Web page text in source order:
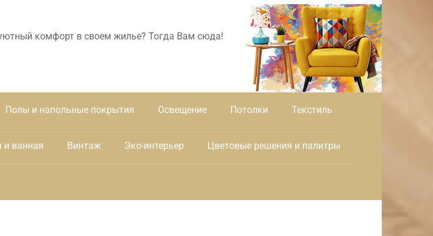
комфорт в своем жилье? Тогда Вам сюда!
Полы и напольные покрытия Освещение Потолки Текстиль
и ванная Винтаж Эко-интерьер Цветовые решения и палитры